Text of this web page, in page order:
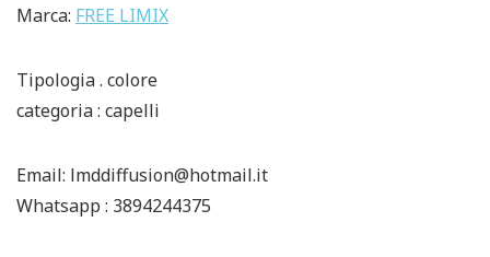
Marca: FREE LIMIX
Tipologia . colore
categoria : capelli
Email: lmddiffusion@hotmail.it
Whatsapp : 3894244375